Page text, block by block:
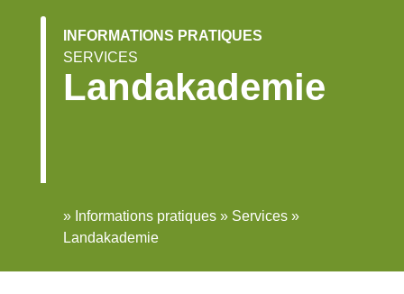
INFORMATIONS PRATIQUES
SERVICES
Landakademie
» Informations pratiques » Services »
Landakademie